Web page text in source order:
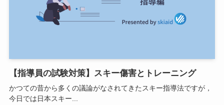
【指導員の試験対策】スキー傷害とトレーニング
かつての昔から多くの議論がなされてきたスキー指導法ですが，
今日では日本スキー...